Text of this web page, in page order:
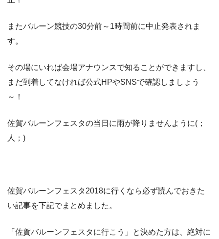
またバルーン競技の30分前～1時間前に中止発表されま
す。
その場にいれば会場アナウンスで知ることができますし、
まだ到着してなければ公式HPやSNSで確認しましょう
～！
佐賀バルーンフェスタの当日に雨が降りませんように(；
人；)
佐賀バルーンフェスタ2018に行くなら必ず読んでおきた
い記事を下記でまとめました。
「佐賀バルーンフェスタに行こう」と決めた方は、絶対に